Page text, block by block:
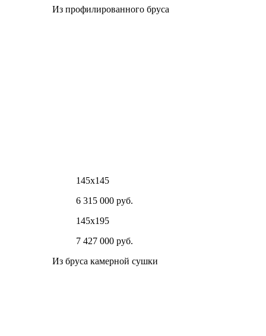
Из профилированного бруса
145х145
6 315 000 руб.
145х195
7 427 000 руб.
Из бруса камерной сушки